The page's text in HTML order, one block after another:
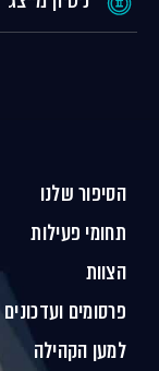
הסיפור שלנו
תחומי פעילות
הצוות
פרסומים ועדכונים
למען הקהילה